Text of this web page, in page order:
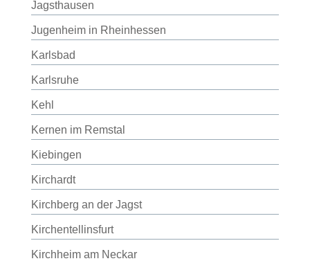
Jagsthausen
Jugenheim in Rheinhessen
Karlsbad
Karlsruhe
Kehl
Kernen im Remstal
Kiebingen
Kirchardt
Kirchberg an der Jagst
Kirchentellinsfurt
Kirchheim am Neckar